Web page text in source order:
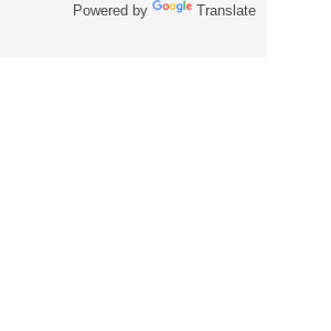
Powered by Translate